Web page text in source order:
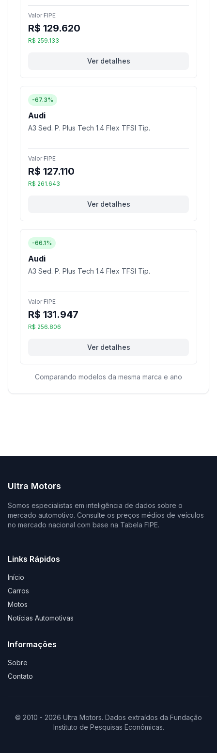
Valor FIPE
R$ 129.620
R$ 259.133
Ver detalhes
-67.3%
Audi
A3 Sed. P. Plus Tech 1.4 Flex TFSI Tip.
Valor FIPE
R$ 127.110
R$ 261.643
Ver detalhes
-66.1%
Audi
A3 Sed. P. Plus Tech 1.4 Flex TFSI Tip.
Valor FIPE
R$ 131.947
R$ 256.806
Ver detalhes
Comparando modelos da mesma marca e ano
Ultra Motors
Somos especialistas em inteligência de dados sobre o
mercado automotivo. Consulte os preços médios de veículos
no mercado nacional com base na Tabela FIPE.
Links Rápidos
Início
Carros
Motos
Notícias Automotivas
Informações
Sobre
Contato
© 2010 - 2026 Ultra Motors. Dados extraídos da Fundação
Instituto de Pesquisas Econômicas.